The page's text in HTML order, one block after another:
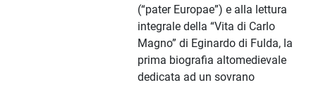
(“pater Europae”) e alla lettura
integrale della “Vita di Carlo
Magno” di Eginardo di Fulda, la
prima biografia altomedievale
dedicata ad un sovrano